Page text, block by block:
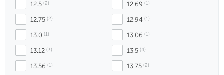
12.5 (2) 12.69 (1)
12.75 (2) 12.94 (1)
13.0 (1) 13.06 (1)
13.12 (3) 13.5 (4)
13.56 (1) 13.75 (2)